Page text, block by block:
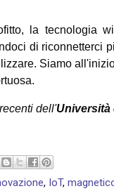
la tecnologia
di riconnetterci
Siamo
dell'Università
, IoT,